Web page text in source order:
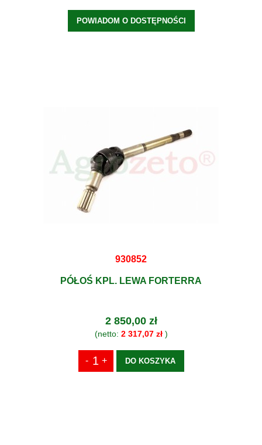
POWIADOM O DOSTĘPNOŚCI
930852
PÓŁOŚ KPL. LEWA FORTERRA
2 850,00 zł
(netto: 2 317,07 zł)
DO KOSZYKA